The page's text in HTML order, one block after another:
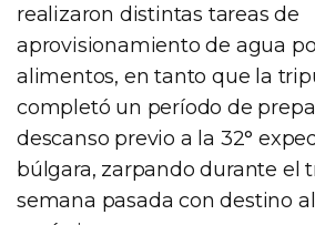
realizaron distintas tareas de
aprovisionamiento de agua
alimentos, en tanto que la
completó un período de
descanso previo a la 32°
búlgara, zarpando durante el
semana pasada con destino